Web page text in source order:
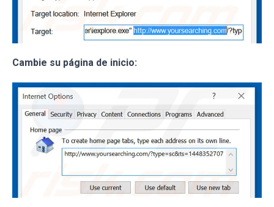
Cambie su página de inicio: